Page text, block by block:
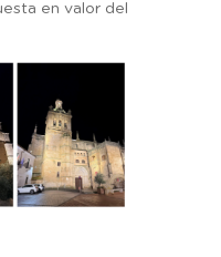
en valor del